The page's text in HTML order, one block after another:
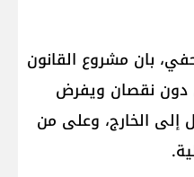
بان مشروع القانون
دون نقصان ويفرض
إلى الخارج، وعلى من